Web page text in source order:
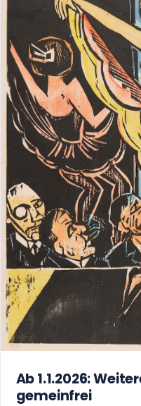
Ab 1.1.2026:
gemeinfrei